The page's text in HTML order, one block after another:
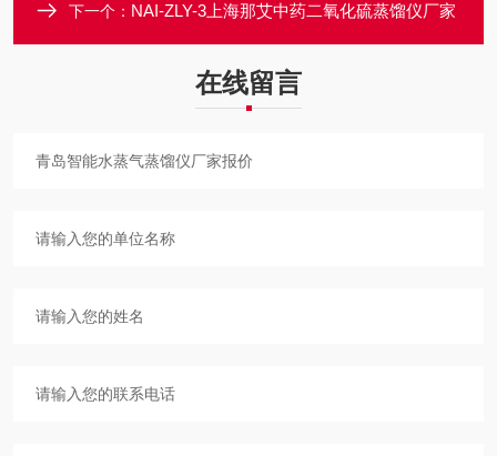
下一个： NAI-ZLY-3上海那艾中药二氧化硫蒸馏仪厂家
在线留言